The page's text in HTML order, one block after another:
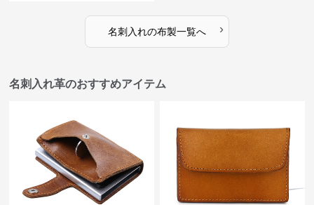
名刺入れの布製一覧へ ›
名刺入れ革のおすすめアイテム